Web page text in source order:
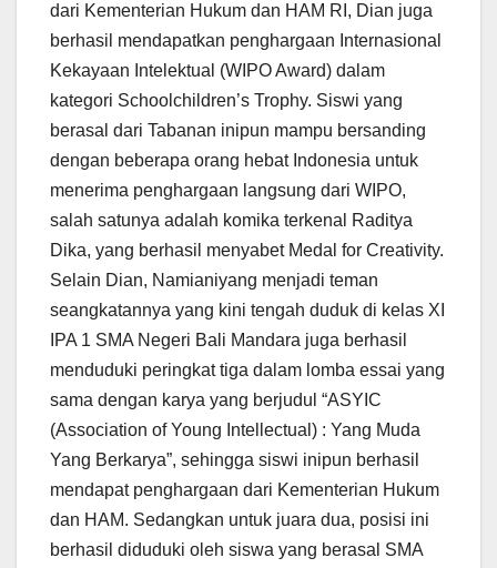
dari Kementerian Hukum dan HAM RI, Dian juga
berhasil mendapatkan penghargaan Internasional
Kekayaan Intelektual (WIPO Award) dalam
kategori Schoolchildren’s Trophy. Siswi yang
berasal dari Tabanan inipun mampu bersanding
dengan beberapa orang hebat Indonesia untuk
menerima penghargaan langsung dari WIPO,
salah satunya adalah komika terkenal Raditya
Dika, yang berhasil menyabet Medal for Creativity.
Selain Dian, Namianiyang menjadi teman
seangkatannya yang kini tengah duduk di kelas XI
IPA 1 SMA Negeri Bali Mandara juga berhasil
menduduki peringkat tiga dalam lomba essai yang
sama dengan karya yang berjudul “ASYIC
(Association of Young Intellectual) : Yang Muda
Yang Berkarya”, sehingga siswi inipun berhasil
mendapat penghargaan dari Kementerian Hukum
dan HAM. Sedangkan untuk juara dua, posisi ini
berhasil diduduki oleh siswa yang berasal SMA